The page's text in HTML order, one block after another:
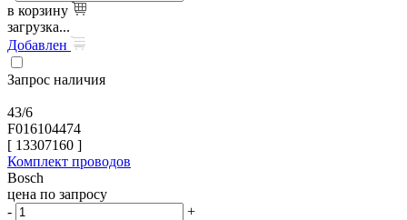
в корзину
загрузка...
Добавлен
Запрос наличия
43/6
F016104474
[ 13307160 ]
Комплект проводов
Bosch
цена по запросу
-
+